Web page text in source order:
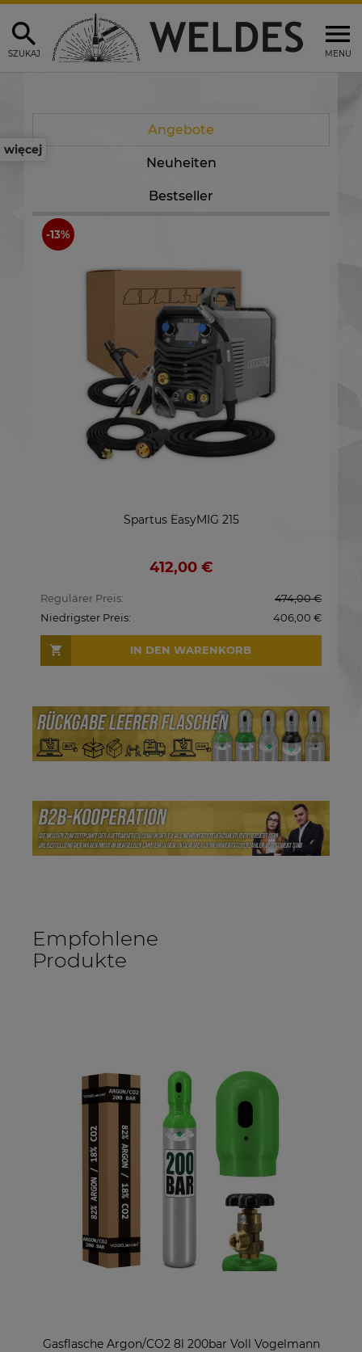
MENU
SZUKAJ
więcej
Angebote
Neuheiten
Bestseller
Spartus EasyMIG 215
412,00 €
Regulärer Preis:
474,00 €
Niedrigster Preis:
406,00 €
IN DEN WARENKORB
Empfohlene
Produkte
Gasflasche Argon/CO2 8l 200bar Voll Vogelmann